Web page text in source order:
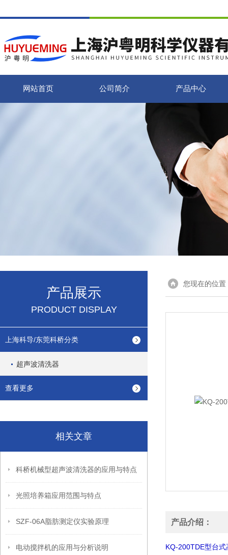
网站首页 公司简介 产品中心
产品展示
PRODUCT DISPLAY
上海科导/东莞科桥分类
超声波清洗器
查看更多
相关文章
科桥机械型超声波清洗器的应用与特点
光照培养箱应用范围与特点
SZF-06A脂肪测定仪实验原理
电动搅拌机的应用与分析说明
您现在的位置
产品介绍：
KQ-200TDE型台式